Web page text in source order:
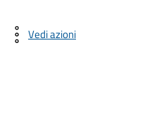
Vedi azioni